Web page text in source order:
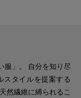
服」。 自分を知り尽
スタイルを提案する
然繊維に縛られるこ